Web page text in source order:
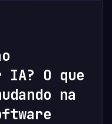
O que
na